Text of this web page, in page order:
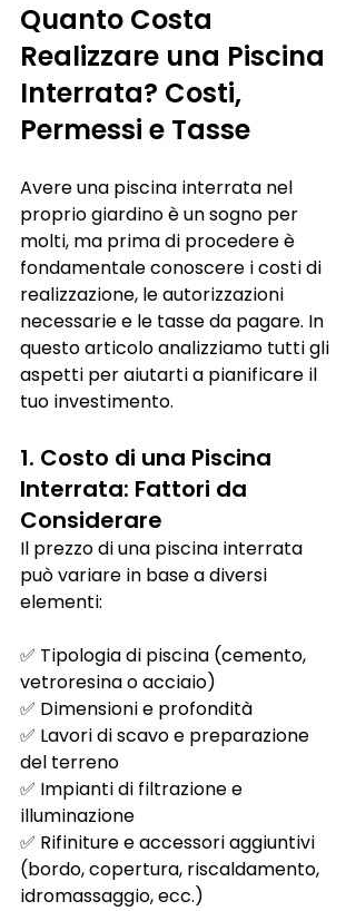
Quanto Costa
Realizzare una Piscina
Interrata? Costi,
Permessi e Tasse
Avere una piscina interrata nel
proprio giardino è un sogno per
molti, ma prima di procedere è
fondamentale conoscere i costi di
realizzazione, le autorizzazioni
necessarie e le tasse da pagare. In
questo articolo analizziamo tutti gli
aspetti per aiutarti a pianificare il
tuo investimento.
1. Costo di una Piscina
Interrata: Fattori da
Considerare
Il prezzo di una piscina interrata
può variare in base a diversi
elementi:
✅ Tipologia di piscina (cemento,
vetroresina o acciaio)
✅ Dimensioni e profondità
✅ Lavori di scavo e preparazione
del terreno
✅ Impianti di filtrazione e
illuminazione
✅ Rifiniture e accessori aggiuntivi
(bordo, copertura, riscaldamento,
idromassaggio, ecc.)